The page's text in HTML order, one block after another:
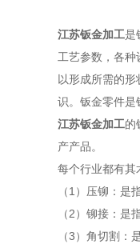
江苏钣金加工是
工艺参数，各种
以形成所需的
识。钣金零件是
江苏钣金加工的
产产品。
每个行业都有其
（1）压铆：是
（2）铆接：是
（3）角切割：